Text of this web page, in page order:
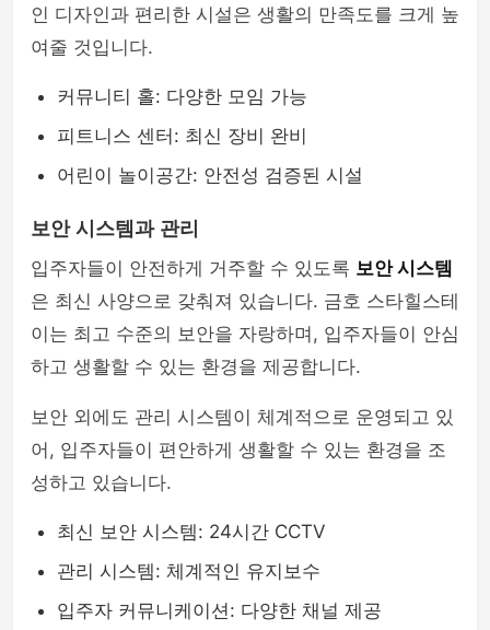
인 디자인과 편리한 시설은 생활의 만족도를 크게 높
여줄 것입니다.
커뮤니티 홀: 다양한 모임 가능
피트니스 센터: 최신 장비 완비
어린이 놀이공간: 안전성 검증된 시설
보안 시스템과 관리
입주자들이 안전하게 거주할 수 있도록 보안 시스템
은 최신 사양으로 갖춰져 있습니다. 금호 스타힐스테
이는 최고 수준의 보안을 자랑하며, 입주자들이 안심
하고 생활할 수 있는 환경을 제공합니다.
보안 외에도 관리 시스템이 체계적으로 운영되고 있
어, 입주자들이 편안하게 생활할 수 있는 환경을 조
성하고 있습니다.
최신 보안 시스템: 24시간 CCTV
관리 시스템: 체계적인 유지보수
입주자 커뮤니케이션: 다양한 채널 제공